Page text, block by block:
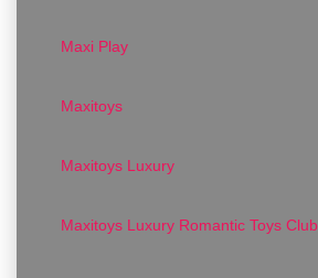
Maxi Play
Maxitoys
Maxitoys Luxury
Maxitoys Luxury Romantic Toys Club